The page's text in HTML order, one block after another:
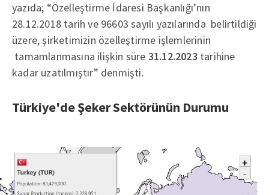
yazıda; “Özelleştirme İdaresi Başkanlığı’nın
28.12.2018 tarih ve 96603 sayılı yazılarında belirtildiği
üzere, şirketimizin özelleştirme işlemlerinin
tamamlanmasına ilişkin süre 31.12.2023 tarihine
kadar uzatılmıştır” denmişti.
Türkiye'de Şeker Sektörünün Durumu